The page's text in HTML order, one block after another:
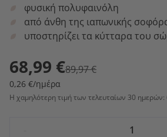
φυσική πολυφαινόλη
από άνθη της ιαπωνικής
υποστηρίζει τα κύτταρα του
68,99 €89,97 €
0,26 €/ημέρα
Η χαμηλότερη τιμή των τελευταίων 30